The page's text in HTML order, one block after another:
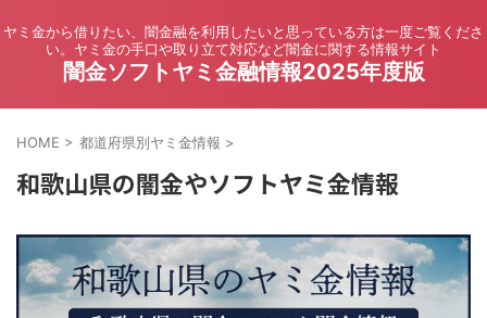
ヤミ金から借りたい、闇金融を利用したいと思っている方は一度ご覧くださ
い。ヤミ金の手口や取り立て対応など闇金に関する情報サイト
闇金ソフトヤミ金融情報2025年度版
HOME > 都道府県別ヤミ金情報 >
和歌山県の闇金やソフトヤミ金情報